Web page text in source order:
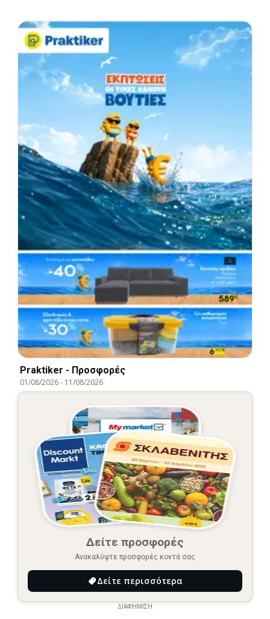
Praktiker - Προσφορές
01/08/2026- 11/08/2026
Δείτε προσφορές
Ανακαλύψτε προσφορές κοντά σας
Δείτε περισσότερα
ΔΙΑΦΉΜΙΣΗ